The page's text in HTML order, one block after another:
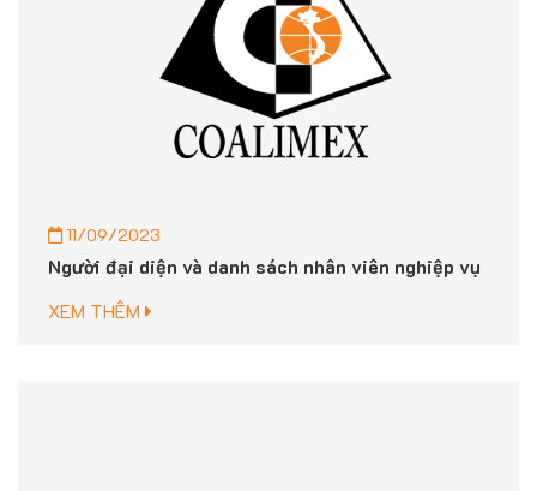
11/09/2023
Người đại diện và danh sách nhân viên nghiệp vụ
XEM THÊM